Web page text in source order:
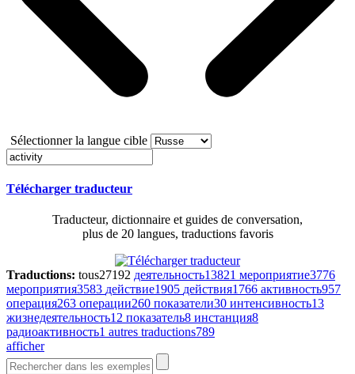
Sélectionner la langue cible
Télécharger traducteur
Traducteur, dictionnaire et guides de conversation,
plus de 20 langues, traductions favoris
Traductions: tous27192 деятельность13821 мероприятие3776
мероприятия3583 действие1905 действия1766 активность957
операция263 операции260 показатели30 интенсивность13
жизнедеятельность12 показатель8 инстанция8
радиоактивность1 autres traductions789
afficher